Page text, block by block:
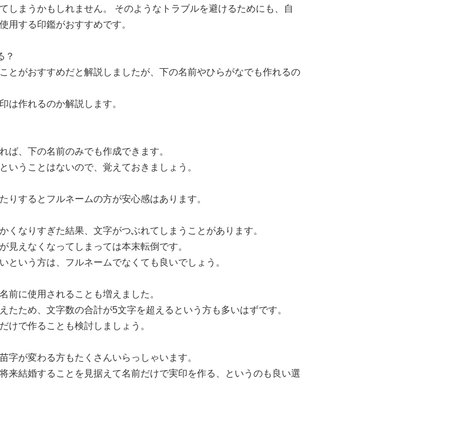
しまうかもしれません。 そのようなトラブルを避けるためにも、自
用する印鑑がおすすめです。
？
とがおすすめだと解説しましたが、下の名前やひらがなでも作れるの
は作れるのか解説します。
ば、下の名前のみでも作成できます。
いうことはないので、覚えておきましょう。
りするとフルネームの方が安心感はあります。
くなりすぎた結果、文字がつぶれてしまうことがあります。
見えなくなってしまっては本末転倒です。
という方は、フルネームでなくても良いでしょう。
前に使用されることも増えました。
たため、文字数の合計が5文字を超えるという方も多いはずです。
けで作ることも検討しましょう。
字が変わる方もたくさんいらっしゃいます。
来結婚することを見据えて名前だけで実印を作る、というのも良い選